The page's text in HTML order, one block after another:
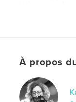
Jahreszeiten
die Künstlerin
Äußere – vom
À propos